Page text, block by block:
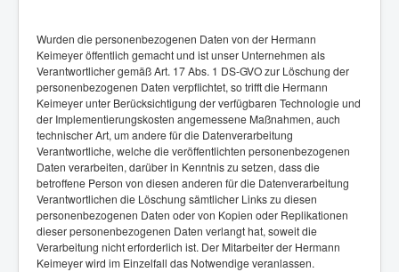
Wurden die personenbezogenen Daten von der Hermann
Keimeyer öffentlich gemacht und ist unser Unternehmen als
Verantwortlicher gemäß Art. 17 Abs. 1 DS-GVO zur Löschung der
personenbezogenen Daten verpflichtet, so trifft die Hermann
Keimeyer unter Berücksichtigung der verfügbaren Technologie und
der Implementierungskosten angemessene Maßnahmen, auch
technischer Art, um andere für die Datenverarbeitung
Verantwortliche, welche die veröffentlichten personenbezogenen
Daten verarbeiten, darüber in Kenntnis zu setzen, dass die
betroffene Person von diesen anderen für die Datenverarbeitung
Verantwortlichen die Löschung sämtlicher Links zu diesen
personenbezogenen Daten oder von Kopien oder Replikationen
dieser personenbezogenen Daten verlangt hat, soweit die
Verarbeitung nicht erforderlich ist. Der Mitarbeiter der Hermann
Keimeyer wird im Einzelfall das Notwendige veranlassen.